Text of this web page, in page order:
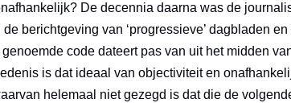
De decennia daarna was de
berichtgeving van ‘progressieve’ dagbladen
code dateert pas van uit het midden
is dat ideaal van objectiviteit en
helemaal niet gezegd is dat die de